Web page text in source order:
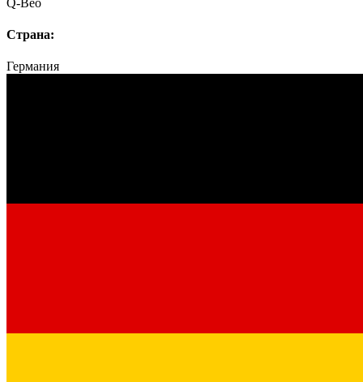
Страна:
Германия